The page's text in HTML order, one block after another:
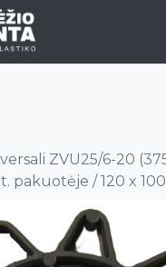
ZVU25/6-20
pakuotėje / 120 x